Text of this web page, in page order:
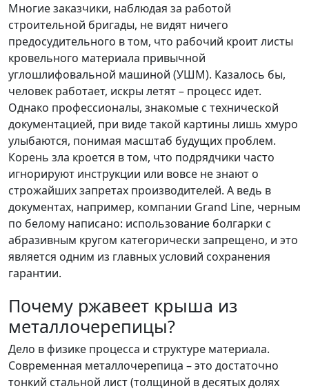
Многие заказчики, наблюдая за работой
строительной бригады, не видят ничего
предосудительного в том, что рабочий кроит листы
кровельного материала привычной
углошлифовальной машиной (УШМ). Казалось бы,
человек работает, искры летят – процесс идет.
Однако профессионалы, знакомые с технической
документацией, при виде такой картины лишь хмуро
улыбаются, понимая масштаб будущих проблем.
Корень зла кроется в том, что подрядчики часто
игнорируют инструкции или вовсе не знают о
строжайших запретах производителей. А ведь в
документах, например, компании Grand Line, черным
по белому написано: использование болгарки с
абразивным кругом категорически запрещено, и это
является одним из главных условий сохранения
гарантии.
Почему ржавеет крыша из
металлочерепицы?
Дело в физике процесса и структуре материала.
Современная металлочерепица – это достаточно
тонкий стальной лист (толщиной в десятых долях